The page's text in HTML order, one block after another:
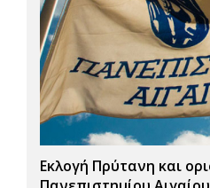
Εκλογή Πρύτανη και